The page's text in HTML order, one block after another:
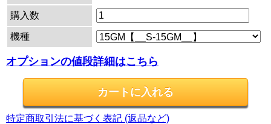
購入数
機種
オプションの値段詳細はこちら
特定商取引法に基づく表記 (返品など)